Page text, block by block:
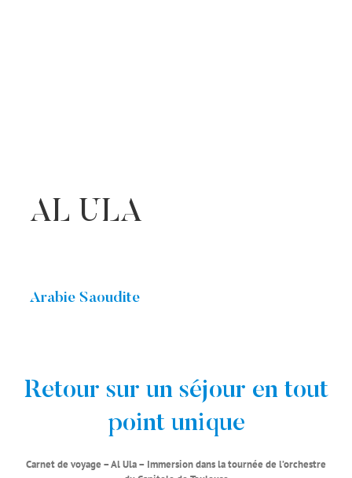
AL ULA
Arabie Saoudite
Retour sur un séjour en tout
point unique
Carnet de voyage – Al Ula – Immersion dans la tournée de l’orchestre